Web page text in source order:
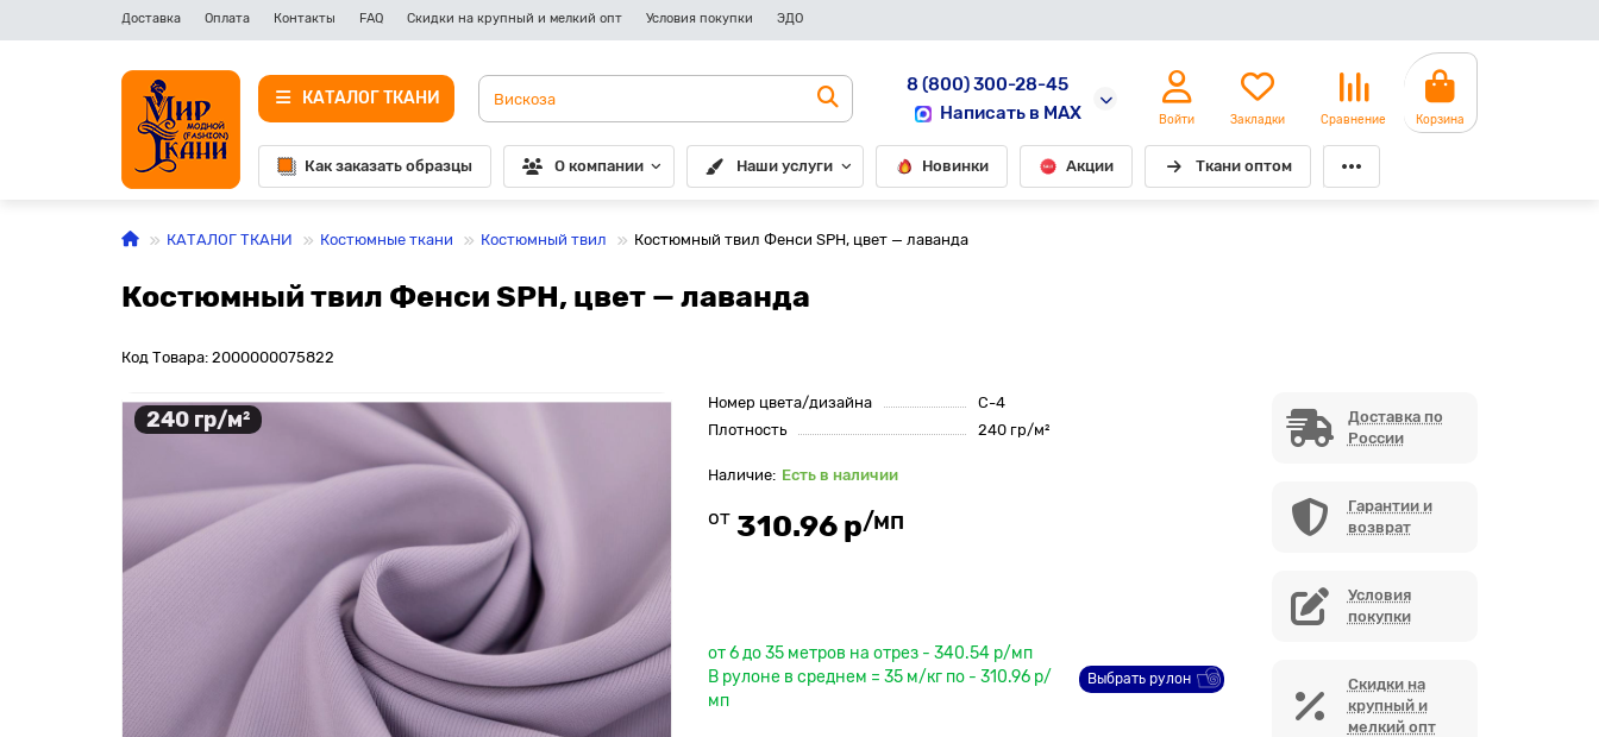
Доставка Оплата Контакты FAQ Скидки на крупный и мелкий опт Условия покупки ЭДО
КАТАЛОГ ТКАНИ
8 (800) 300-28-45
Написать в MAX
Войти Закладки Сравнение Корзина
Как заказать образцы О компании Наши услуги Новинки Акции Ткани оптом
КАТАЛОГ ТКАНИ Костюмные ткани Костюмный твил Костюмный твил Фенси SPH, цвет — лаванда
Костюмный твил Фенси SPH, цвет — лаванда
Код Товара: 2000000075822
240 гр/м²
Номер цвета/дизайна
С-4
Плотность
240 гр/м²
Есть в наличии
от 310.96 р/мп
от 6 до 35 метров на отрез - 340.54 р/мп
В рулоне в среднем = 35 м/кг по - 310.96 р/
мп
Выбрать рулон
Доставка по
России
Гарантии и
возврат
Условия
покупки
Скидки на
крупный и
мелкий опт